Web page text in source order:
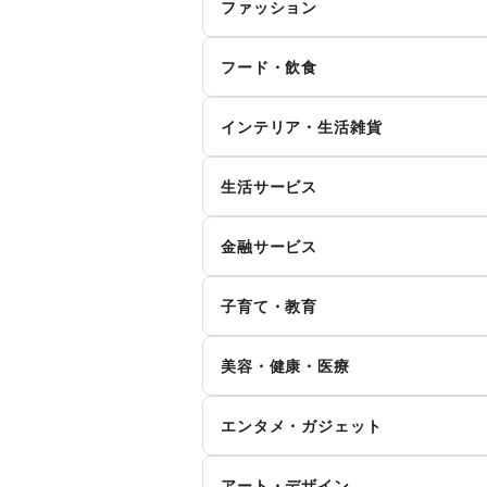
ファッション
インナー・ルームウェア
シーズナルウェア ジ
腕時計
その他ファッション
フード・飲食
その他飲料
インテリア・生活雑貨
手芸・ハンドメイド
食器・陶磁器
生活サービス
携帯キャリア・格安SIM
ウォーターサーバー
リサイクル雑貨・古本
冠婚葬祭
資
住宅（購入・賃貸）
就職・転職・求人
金融サービス
その他金融サービス
子育て・教育
その他子育て・教育
美容・健康・医療
エンタメ・ガジェット